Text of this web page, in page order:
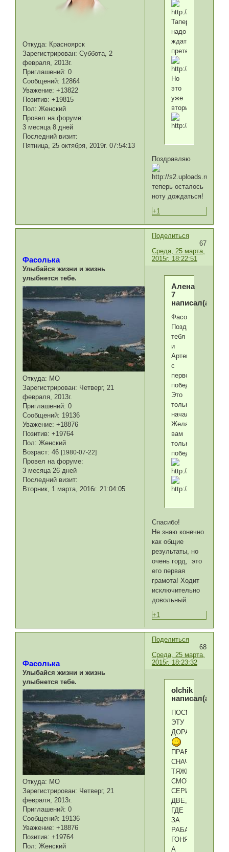
Откуда: Красноярск
Зарегистрирован: Суббота, 2
февраля, 2013г.
Приглашений: 0
Сообщений: 12864
Уважение: +13822
Позитив: +19815
Пол: Женский
Провел на форуме:
3 месяца 8 дней
Последний визит:
Пятница, 25 октября, 2019г. 07:54:13
Таперича
надо
ждать
претензии.
Но
это
уже
вторично.
Поздравляю
теперь осталось
ноту дождаться!
+1
Поделиться
67
Среда, 25 марта,
2015г. 18:22:51
Фасолька
Улыбайся жизни и жизнь
улыбнется тебе.
Откуда: МО
Зарегистрирован: Четверг, 21
февраля, 2013г.
Приглашений: 0
Сообщений: 19136
Уважение: +18876
Позитив: +19764
Пол: Женский
Возраст: 46[1980-07-22]
Провел на форуме:
3 месяца 26 дней
Последний визит:
Вторник, 1 марта, 2016г. 21:04:05
Алена
7
написал(а):
Фасолька,
Поздравляю
тебя
и
Артемку
с
первой
победой!
Это
только
начало!
Желаю
вам
только
побед!
Спасибо!
Не знаю конечно
как общие
результаты, но
очень горд, это
его первая
грамота! Ходит
исключительно
довольный.
+1
Поделиться
68
Среда, 25 марта,
2015г. 18:23:32
Фасолька
Улыбайся жизни и жизнь
улыбнется тебе.
Откуда: МО
Зарегистрирован: Четверг, 21
февраля, 2013г.
Приглашений: 0
Сообщений: 19136
Уважение: +18876
Позитив: +19764
Пол: Женский
olchik
написал(а):
ПОСМОТРИ
ЭТУ
ДОРАМУ
ПРАВДА
СНАЧАЛА
ТЯЖЕЛОВАТО
СМОТРЕТЬ
СЕРИЙ
ДВЕ,
ГДЕ
ЗА
РАБАМИ
ГОНЯЮТСЯ.
А